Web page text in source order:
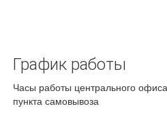
График работы
Часы работы центрального
пункта самовывоза